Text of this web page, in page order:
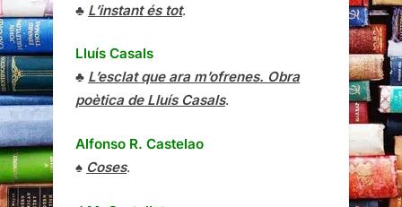
♣ L’instant és tot.
Lluís Casals
♣ L’esclat que ara m’ofrenes. Obra
poètica de Lluís Casals.
Alfonso R. Castelao
♠ Coses.